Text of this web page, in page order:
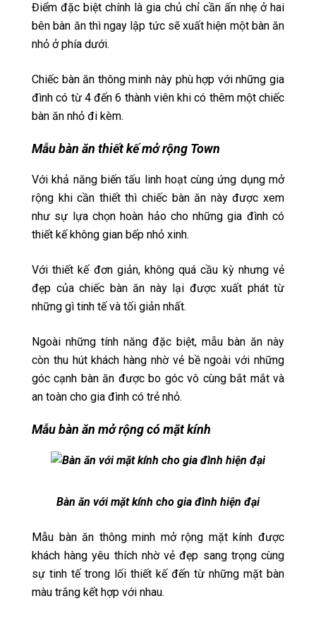
Điểm đặc biệt chính là gia chủ chỉ cần ấn nhẹ ở hai
bên bàn ăn thì ngay lập tức sẽ xuất hiện một bàn ăn
nhỏ ở phía dưới.
Chiếc bàn ăn thông minh này phù hợp với những gia
đình có từ 4 đến 6 thành viên khi có thêm một chiếc
bàn ăn nhỏ đi kèm.
Mẫu bàn ăn thiết kế mở rộng Town
Với khả năng biến tấu linh hoạt cùng ứng dụng mở
rộng khi cần thiết thì chiếc bàn ăn này được xem
như sự lựa chọn hoàn hảo cho những gia đình có
thiết kế không gian bếp nhỏ xinh.
Với thiết kế đơn giản, không quá cầu kỳ nhưng vẻ
đẹp của chiếc bàn ăn này lại được xuất phát từ
những gì tinh tế và tối giản nhất.
Ngoài những tính năng đặc biệt, mẫu bàn ăn này
còn thu hút khách hàng nhờ vẻ bề ngoài với những
góc cạnh bàn ăn được bo góc vô cùng bắt mắt và
an toàn cho gia đình có trẻ nhỏ.
Mẫu bàn ăn mở rộng có mặt kính
Bàn ăn với mặt kính cho gia đình hiện đại
Mẫu bàn ăn thông minh mở rộng mặt kính được
khách hàng yêu thích nhờ vẻ đẹp sang trọng cùng
sự tinh tế trong lối thiết kế đến từ những mặt bàn
màu trắng kết hợp với nhau.